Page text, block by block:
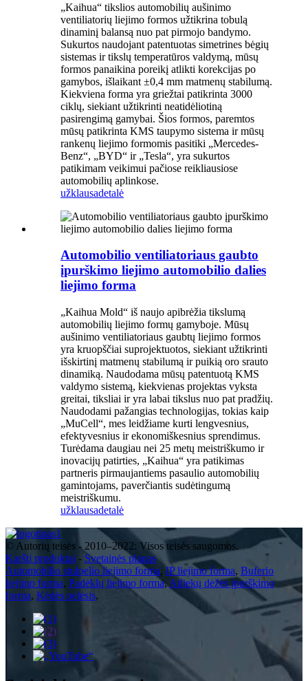
„Kaihua“ tikslios automobilių aušinimo
ventiliatorių liejimo formos užtikrina tobulą
dinaminį balansą nuo pat pirmojo bandymo.
Sukurtos naudojant patentuotas simetrines bėgių
sistemas ir tikslų temperatūros valdymą, mūsų
formos panaikina poreikį atlikti korekcijas po
gamybos, išlaikant ±0,4 mm matmenų stabilumą.
Kiekviena forma yra griežtai patikrinta 3000
ciklų, siekiant užtikrinti neatidėliotiną
pasirengimą gamybai. Šios formos, paremtos
mūsų patikrinta KMS taupymo sistema ir mūsų
rankenų liejimo formomis pasitiki „Mercedes-
Benz“, „BYD“ ir „Tesla“, yra sukurtos
patikimam veikimui pačiose reikliausiose
automobilių aplinkose.
užklausadetalė
Automobilio ventiliatoriaus gaubto
įpurškimo liejimo automobilio dalies
liejimo forma
„Kaihua Mold“ iš naujo apibrėžia tikslumą
automobilių liejimo formų gamyboje. Mūsų
aušinimo ventiliatoriaus gaubtų liejimo formos
yra kruopščiai suprojektuotos, siekiant užtikrinti
išskirtinį matmenų stabilumą ir puikią oro srauto
dinamiką. Naudodama mūsų patentuotą KMS
valdymo sistemą, kiekvienas projektas vyksta
greitai, tiksliai ir yra labai tikslus nuo pat pradžių.
Naudodami pažangias technologijas, tokias kaip
„MuCell“, mes leidžiame kurti lengvesnius,
efektyvesnius ir ekonomiškesnius sprendimus.
Turėdama daugiau nei 25 metų meistriškumo ir
inovacijų patirties, „Kaihua“ yra patikimas
partneris pirmaujantiems pasaulio automobilių
gamintojams, paverčiantis sudėtingumą
meistriškumu.
užklausadetalė
© Autorių teisės - 2010–2022: Visos teisės saugomos.
Karšti produktai - Svetainės planas
Automobilio stulpelio liejimo forma, IP liejimo forma, Buferio
liejimo forma, Padėklų liejimo forma, Atliekų dėžės įpurškimo
forma, Kėdės pelėsis,